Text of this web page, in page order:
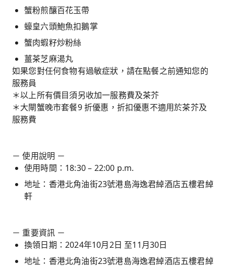
蟹粉煎釀百花玉帶
蠔皇六頭鮑魚扣鵝掌
蟹肉蝦籽炒粉絲
薑茶芝麻湯丸
如果您對任何食物有過敏症狀，請在點餐之前通知您的
服務員
＊以上所有價目須另收加一服務費及茶芥
＊大閘蟹晚市套餐9 折優惠，折扣優惠不適用於茶芥及
服務費
－ 使用說明 －
使用時間：18:30 – 22:00 p.m.
地址：香港北角油街23號港島海逸君綽酒店五樓君綽
軒
－ 重要資訊 －
換領日期：2024年10月2日 至11月30日
地址：香港北角油街23號港島海逸君綽酒店五樓君綽